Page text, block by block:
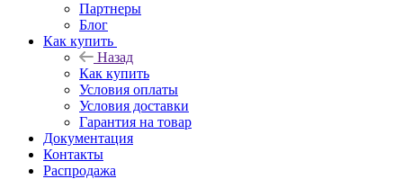
Партнеры
Блог
Как купить
Назад
Как купить
Условия оплаты
Условия доставки
Гарантия на товар
Документация
Контакты
Распродажа